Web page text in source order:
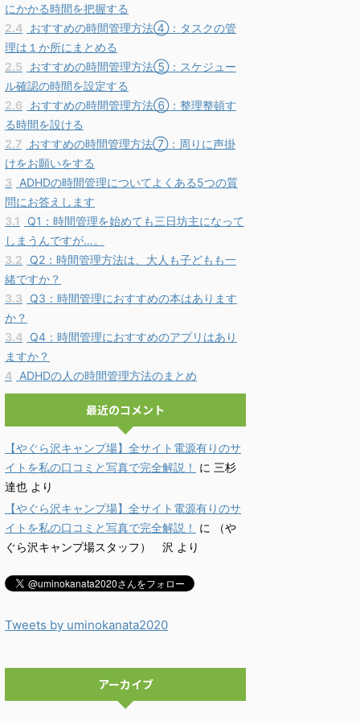
にかかる時間を把握する
2.4 おすすめの時間管理方法④：タスクの管
理は１か所にまとめる
2.5
おすすめの時間管理方法⑤：スケジュー
ル確認の時間を設定する
2.6
おすすめの時間管理方法⑥：整理整頓す
る時間を設ける
2.7 おすすめの時間管理方法⑦：周りに声掛
けをお願いをする
3
ADHDの時間管理についてよくある5つの質
問にお答えします
3.1
Q1：時間管理を始めても三日坊主になって
しまうんですが…。
3.2
Q2：時間管理方法は、大人も子どもも一
緒ですか？
3.3
Q3：時間管理におすすめの本はあります
か？
3.4 Q4：時間管理におすすめのアプリはあり
ますか？
4 ADHDの人の時間管理方法のまとめ
最近のコメント
【やぐら沢キャンプ場】全サイト電源有りのサ
イトを私の口コミと写真で完全解説！
に 三杉
達也 より
【やぐら沢キャンプ場】全サイト電源有りのサ
イトを私の口コミと写真で完全解説！
に
（や
ぐら沢キャンプ場スタッフ） 沢 より
Tweets by uminokanata2020
アーカイブ